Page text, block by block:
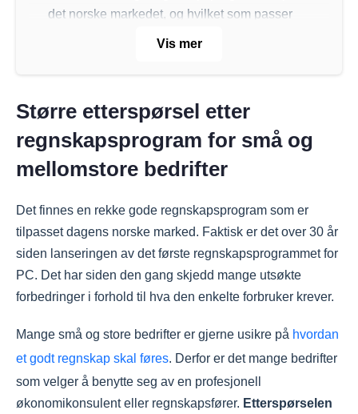
det norske markedet, og hvilket som passer
best avhenger av bedriftens størrelse og
valg for ENK og små AS, mens Tripletex og
Visma eAccounting passer bedre for
mellomstore og store virksomheter.
Conta har blant annet vunnet pristesten til
Regnskap Norge og tilbyr fleksible
PowerOffice Go og 24SevenOffice er smarte
alternativer hvis du har flere ansatte og
trenger gode samarbeidsfunksjoner.
De fleste programmene er skybaserte og lar
deg føre regnskap, sende faktura, kjøre lønn
og holde oversikt over utgifter på ett sted.
Mange tilbyr også mobilapper og
bankintegrasjon, slik at hverdagen blir
Vis mer
Større etterspørsel etter
regnskapsprogram for små og
mellomstore bedrifter
Det finnes en rekke gode regnskapsprogram som er
tilpasset dagens norske marked. Faktisk er det over 30 år
siden lanseringen av det første regnskapsprogrammet for
PC. Det har siden den gang skjedd mange utsøkte
forbedringer i forhold til hva den enkelte forbruker krever.
Mange små og store bedrifter er gjerne usikre på hvordan
et godt regnskap skal føres. Derfor er det mange bedrifter
som velger å benytte seg av en profesjonell
økonomikonsulent eller regnskapsfører. Etterspørselen